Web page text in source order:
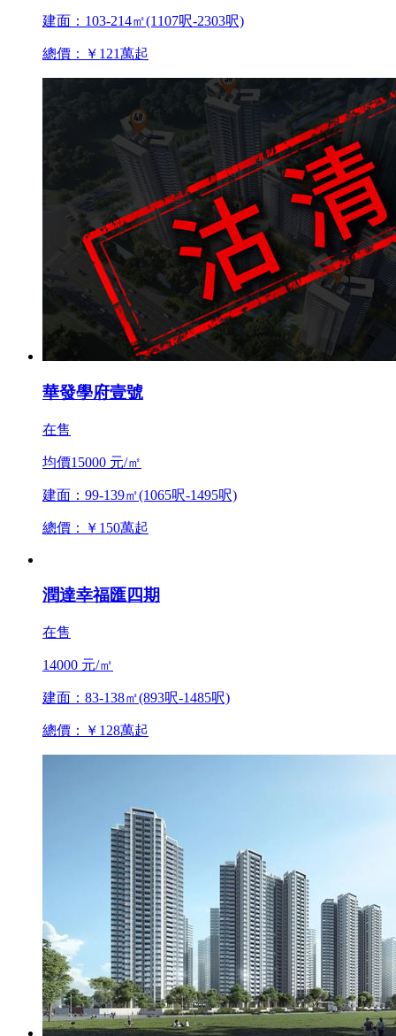
建面：103-214㎡(1107呎-2303呎)
總價：￥121萬起
華發學府壹號
在售
均價15000 元/㎡
建面：99-139㎡(1065呎-1495呎)
總價：￥150萬起
潤達幸福匯四期
在售
14000 元/㎡
建面：83-138㎡(893呎-1485呎)
總價：￥128萬起